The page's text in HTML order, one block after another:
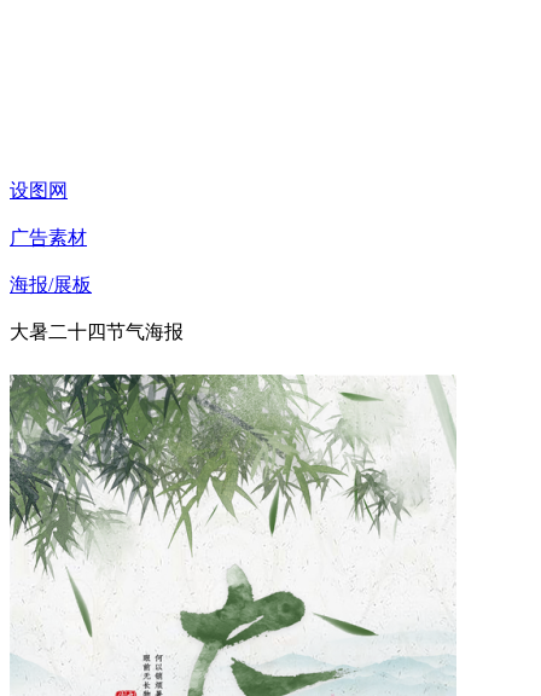
设图网
广告素材
海报/展板
大暑二十四节气海报